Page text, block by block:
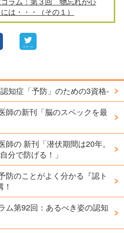
は・・・（その１）
知症「予防」のための3資格-
師の新刊「脳のスペックを最
の 新刊「潜伏期間は20年。
分で防げる！」
防のことがよく分かる『認ト
ム第92回：あるべき姿の認知